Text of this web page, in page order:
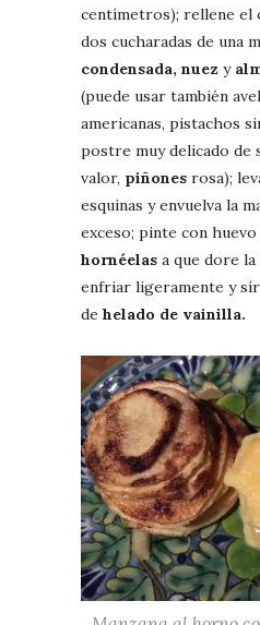
centímetros); rellene el
dos cucharadas de una
condensada, nuez y
(puede usar también
americanas, pistachos
postre muy delicado de
valor, piñones rosa);
esquinas y envuelva la
exceso; pinte con huevo
hornéelas a que dore
enfriar ligeramente y
de helado de vainilla.